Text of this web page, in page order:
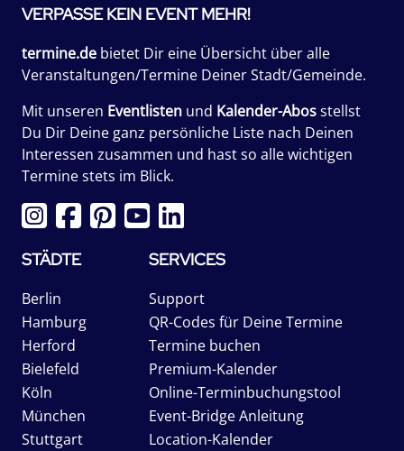
VERPASSE KEIN EVENT MEHR!
termine.de bietet Dir eine Übersicht über alle
Veranstaltungen/Termine Deiner Stadt/Gemeinde.
Mit unseren Eventlisten und Kalender-Abosstellst
Du Dir Deine ganz persönliche Liste nach Deinen
Interessen zusammen und hast so alle wichtigen
Termine stets im Blick.
STÄDTE
Berlin
Hamburg
Herford
Bielefeld
Köln
München
Stuttgart
SERVICES
Support
QR-Codes für Deine Termine
Termine buchen
Premium-Kalender
Online-Terminbuchungstool
Event-Bridge Anleitung
Location-Kalender